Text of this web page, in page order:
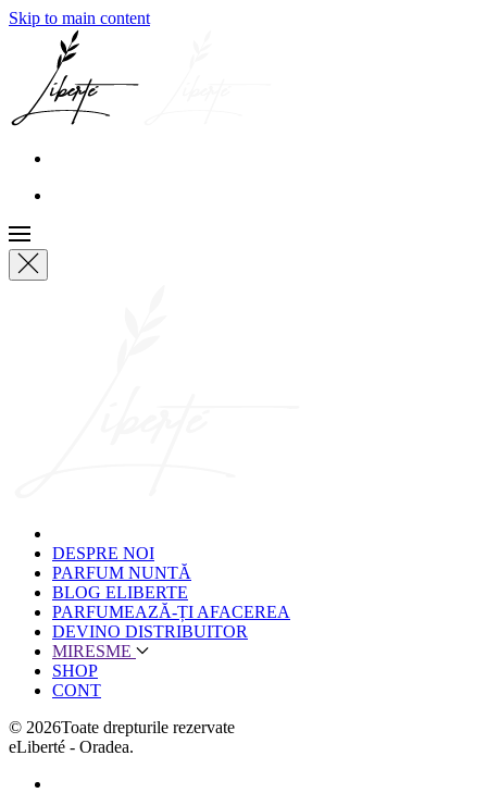
Skip to main content
DESPRE NOI
PARFUM NUNTĂ
BLOG ELIBERTE
PARFUMEAZĂ-ȚI AFACEREA
DEVINO DISTRIBUITOR
MIRESME
SHOP
CONT
© 2026Toate drepturile rezervate
eLiberté - Oradea.